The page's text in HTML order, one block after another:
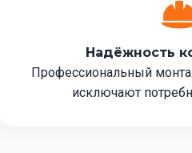
Надёжность
Профессиональный
исключают